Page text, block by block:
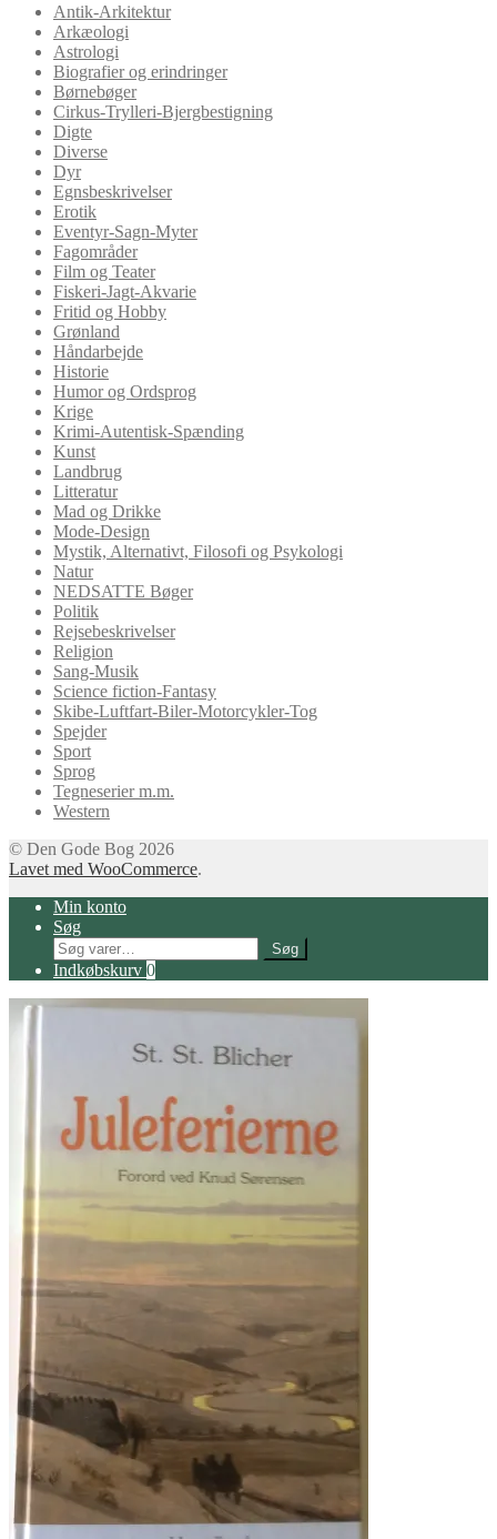
Antik-Arkitektur
Arkæologi
Astrologi
Biografier og erindringer
Børnebøger
Cirkus-Trylleri-Bjergbestigning
Digte
Diverse
Dyr
Egnsbeskrivelser
Erotik
Eventyr-Sagn-Myter
Fagområder
Film og Teater
Fiskeri-Jagt-Akvarie
Fritid og Hobby
Grønland
Håndarbejde
Historie
Humor og Ordsprog
Krige
Krimi-Autentisk-Spænding
Kunst
Landbrug
Litteratur
Mad og Drikke
Mode-Design
Mystik, Alternativt, Filosofi og Psykologi
Natur
NEDSATTE Bøger
Politik
Rejsebeskrivelser
Religion
Sang-Musik
Science fiction-Fantasy
Skibe-Luftfart-Biler-Motorcykler-Tog
Spejder
Sport
Sprog
Tegneserier m.m.
Western
© Den Gode Bog 2026
Lavet med WooCommerce.
Min konto
Søg
Søg
efter:
Søg
Indkøbskurv 0